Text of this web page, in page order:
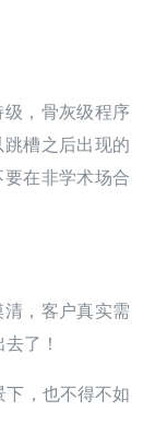
，骨灰级程序
槽之后出现的
在非学术场合
，客户真实需
了！
下，也不得不如